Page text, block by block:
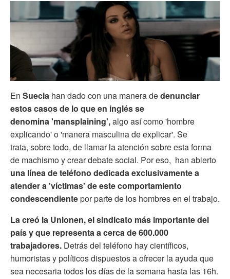
En Suecia han dado con una manera dedenunciar
estos casos de lo que en inglés se
denomina 'mansplaining',algo así como 'hombre
explicando' o 'manera masculina de explicar'. Se
trata, sobre todo, de llamar la atención sobre esta forma
de machismo y crear debate social. Por eso, han abierto
una línea de teléfono dedicada exclusivamente a
atender a 'víctimas' de este comportamiento
condescendientepor parte de los hombres en el trabajo.
La creó la Unionen, el sindicato más importante del
país yque representa a cerca de 600.000
trabajadores. Detrás del teléfono hay científicos,
humoristas y políticos dispuestos a ofrecer la ayuda que
sea necesaria todos los días de la semana hasta las 16h.